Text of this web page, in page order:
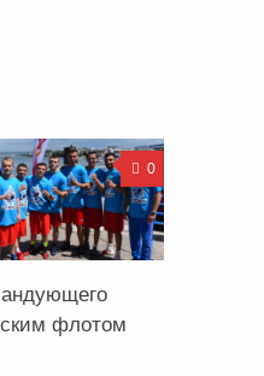
0
флотом